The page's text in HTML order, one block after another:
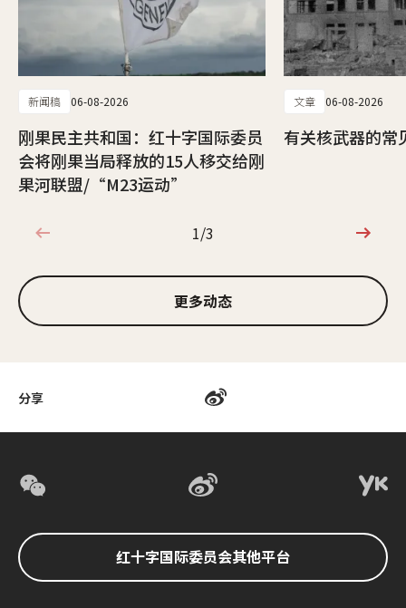
分享
新闻稿 06-08-2026
刚果民主共和国：红十字国际委员
会将刚果当局释放的15人移交给刚
果河联盟/“M23运动”
文章 06-08-2026
有关核武器的常
1/3
1/3
更多动态
红十字国际委员会其他平台